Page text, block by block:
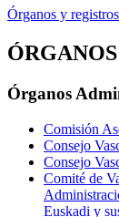
Órganos y registros
Órganos
Comisión
Consejo
Consejo
Comité de
Euskadi y